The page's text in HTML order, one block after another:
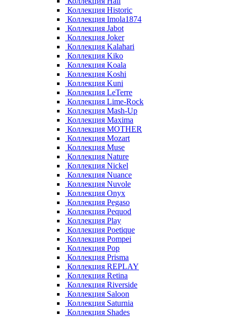
Коллекция Historic
Коллекция Imola1874
Коллекция Jabot
Коллекция Joker
Коллекция Kalahari
Коллекция Kiko
Коллекция Koala
Коллекция Koshi
Коллекция Kuni
Коллекция LeTerre
Коллекция Lime-Rock
Коллекция Mash-Up
Коллекция Maxima
Коллекция MOTHER
Коллекция Mozart
Коллекция Muse
Коллекция Nature
Коллекция Nickel
Коллекция Nuance
Коллекция Nuvole
Коллекция Onyx
Коллекция Pegaso
Коллекция Pequod
Коллекция Play
Коллекция Poetique
Коллекция Pompei
Коллекция Pop
Коллекция Prisma
Коллекция REPLAY
Коллекция Retina
Коллекция Riverside
Коллекция Saloon
Коллекция Saturnia
Коллекция Shades